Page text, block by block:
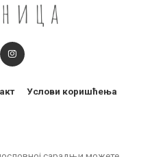
Услови коришћења